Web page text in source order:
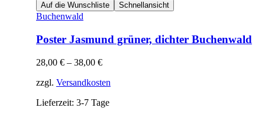
Auf die Wunschliste Schnellansicht
Buchenwald
Poster Jasmund grüner, dichter Buchenwald
28,00 €– 38,00 €
zzgl. Versandkosten
Lieferzeit: 3-7 Tage